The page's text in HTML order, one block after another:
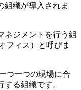
組織が導入されま
ネジメントを行う組
フィス）と呼びま
つ一つの現場に合
る組織です。